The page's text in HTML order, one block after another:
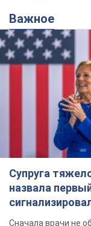
Важное
Супруга
назвала
Сначала врачи не